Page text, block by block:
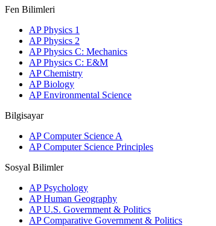
Fen Bilimleri
AP Physics 1
AP Physics 2
AP Physics C: Mechanics
AP Physics C: E&M
AP Chemistry
AP Biology
AP Environmental Science
Bilgisayar
AP Computer Science A
AP Computer Science Principles
Sosyal Bilimler
AP Psychology
AP Human Geography
AP U.S. Government & Politics
AP Comparative Government & Politics